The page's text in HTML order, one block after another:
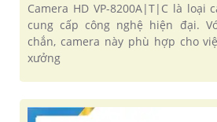
Camera HD VP-8200A|T|C là loại
cung cấp công nghệ hiện đại.
chắn, camera này phù hợp cho
xưởng